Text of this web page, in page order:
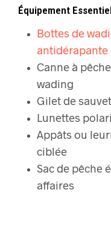
Équipement
Bottes de
antidérapante
Canne à
wading
Gilet de
Lunettes
Appâts ou
ciblée
Sac de pêche
affaires